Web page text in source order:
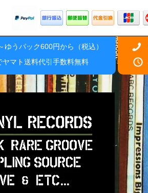
うパック600円から（税込）
マト送料代引手数料無料